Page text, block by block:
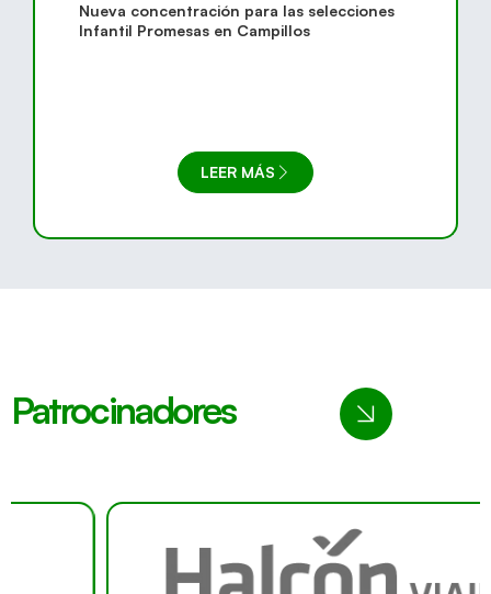
Nueva concentración para las selecciones
Infantil Promesas en Campillos
LEER MÁS
Patrocinadores